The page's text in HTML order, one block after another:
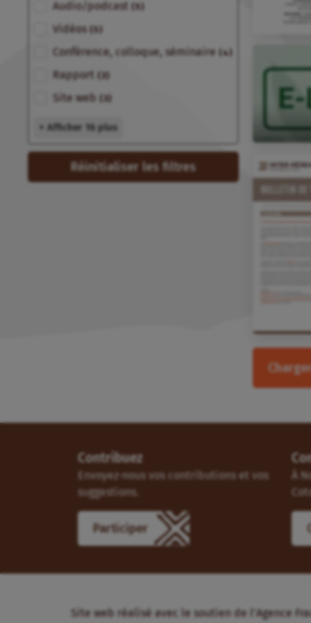
Audio/podcast
Vidéos
Conférence, colloque, séminaire (4)
Rapport
Site web
+ Afficher 16 plus
Réinitialiser les filtres
Contribuez
Envoyez-nous vos contributions et vos
suggestions.
Participer
À
Site web réalisé avec le soutien de l’Agence